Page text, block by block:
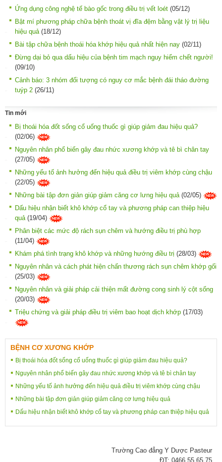
Ứng dụng công nghệ tế bào gốc trong điều trị vết loét (05/12)
Bật mí phương pháp chữa bệnh thoát vị đĩa đệm bằng vật lý trị liệu
hiệu quả (18/12)
Bài tập chữa bệnh thoái hóa khớp hiệu quả nhất hiện nay (02/11)
Đừng dại bỏ qua dấu hiệu của bệnh tim mạch nguy hiểm chết người!
(09/10)
Cảnh báo: 3 nhóm đối tượng có nguy cơ mắc bệnh đái tháo đường
tuýp 2 (26/11)
Tin mới
Bị thoái hóa đốt sống cổ uống thuốc gì giúp giảm đau hiệu quả?
(02/06)
Nguyên nhân phổ biến gây đau nhức xương khớp và tê bì chân tay
(27/05)
Những yếu tố ảnh hưởng đến hiệu quả điều trị viêm khớp cùng chậu
(22/05)
Những bài tập đơn giản giúp giảm căng cơ lưng hiệu quả(02/05)
Dấu hiệu nhận biết khô khớp cổ tay và phương pháp can thiệp hiệu
quả(19/04)
Phân biệt các mức độ rách sụn chêm và hướng điều trị phù hợp
(11/04)
Khám phá tình trạng khô khớp và những hướng điều trị (28/03)
Nguyên nhân và cách phát hiện chấn thương rách sụn chêm khớp gối
(25/03)
Nguyên nhân và giải pháp cải thiện mất đường cong sinh lý cột sống
(20/03)
Triệu chứng và giải pháp điều trị viêm bao hoạt dịch khớp (17/03)
BỆNH CƠ XƯƠNG KHỚP
Bị thoái hóa đốt sống cổ uống thuốc gì giúp giảm đau hiệu quả?
Nguyên nhân phổ biến gây đau nhức xương khớp và tê bì chân tay
Những yếu tố ảnh hưởng đến hiệu quả điều trị viêm khớp cùng chậu
Những bài tập đơn giản giúp giảm căng cơ lưng hiệu quả
Dấu hiệu nhận biết khô khớp cổ tay và phương pháp can thiệp hiệu quả
Trường Cao đẳng Y Dược Pasteur
ĐT: 0466.55.65.75